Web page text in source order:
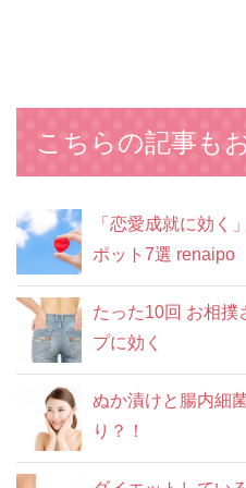
こちらの記事も
「恋愛成就に効く
ポット7選 renaipo
たった10回 お相撲
プに効く
ぬか漬けと腸内細
り？！